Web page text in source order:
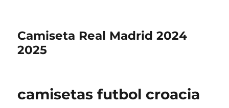
Camiseta Real Madrid 2024
2025
camisetas futbol croacia